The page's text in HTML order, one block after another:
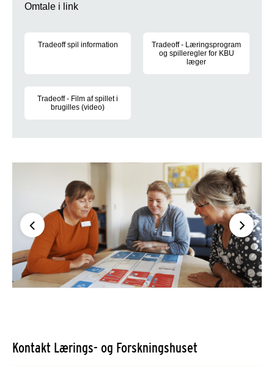
Omtale i link
Tradeoff spil information
Læs mere om selve spillet og spiludbyder
Tradeoff - Læringsprogram
og spilleregler for KBU
læger
Tradeoff - Film af spillet i
brugilles (video)
Kontakt Lærings- og Forskningshuset